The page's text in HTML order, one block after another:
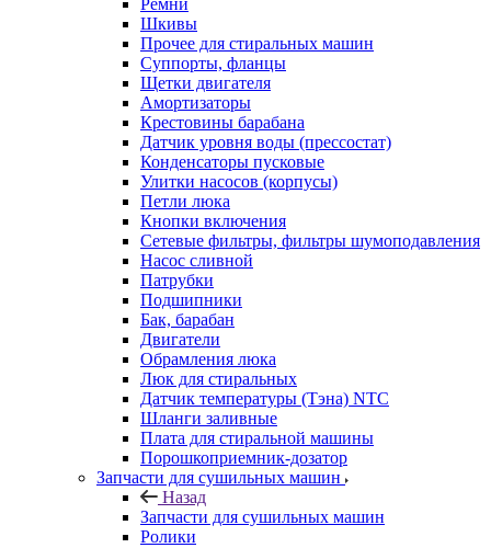
Ремни
Шкивы
Прочее для стиральных машин
Суппорты, фланцы
Щетки двигателя
Амортизаторы
Крестовины барабана
Датчик уровня воды (прессостат)
Конденсаторы пусковые
Улитки насосов (корпусы)
Петли люка
Кнопки включения
Сетевые фильтры, фильтры шумоподавления
Насос сливной
Патрубки
Подшипники
Бак, барабан
Двигатели
Обрамления люка
Люк для стиральных
Датчик температуры (Тэна) NTC
Шланги заливные
Плата для стиральной машины
Порошкоприемник-дозатор
Запчасти для сушильных машин
Назад
Запчасти для сушильных машин
Ролики